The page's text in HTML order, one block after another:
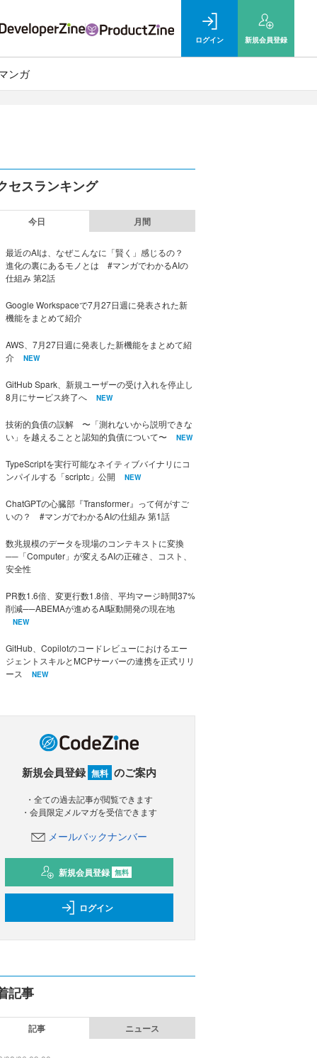
ログイン 新規会員登録
ンガ
セスランキング
今日 月間
最近のAIは、なぜこんなに「賢く」感じるの？
進化の裏にあるモノとは #マンガでわかるAIの
仕組み 第2話
Google Workspaceで7月27日週に発表された新
機能をまとめて紹介
AWS、7月27日週に発表した新機能をまとめて紹
介
NEW
GitHub Spark、新規ユーザーの受け入れを停止し
8月にサービス終了へ
NEW
技術的負債の誤解 〜「測れないから説明できな
い」を越えることと認知的負債について〜
NEW
TypeScriptを実行可能なネイティブバイナリにコ
ンパイルする「scriptc」公開
NEW
ChatGPTの心臓部『Transformer』って何がすご
いの？ #マンガでわかるAIの仕組み 第1話
数兆規模のデータを現場のコンテキストに変換
──「Computer」が変えるAIの正確さ、コスト、
安全性
PR数1.6倍、変更行数1.8倍、平均マージ時間37%
削減──ABEMAが進めるAI駆動開発の現在地
NEW
GitHub、Copilotのコードレビューにおけるエー
ジェントスキルとMCPサーバーの連携を正式リリ
ース
NEW
新規会員登録 無料 のご案内
・全ての過去記事が閲覧できます
・会員限定メルマガを受信できます
メールバックナンバー
新規会員登録 無料
ログイン
記事
記事 ニュース